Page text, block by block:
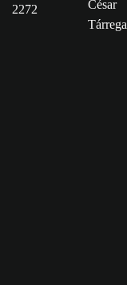
2272
César
Tárrega